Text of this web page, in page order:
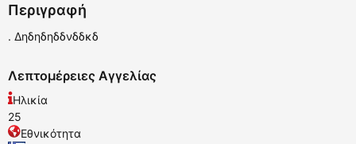
Περιγραφή
. Δηδηδηδδνδδκδ
Λεπτομέρειες Αγγελίας
Ηλικία
25
Εθνικότητα